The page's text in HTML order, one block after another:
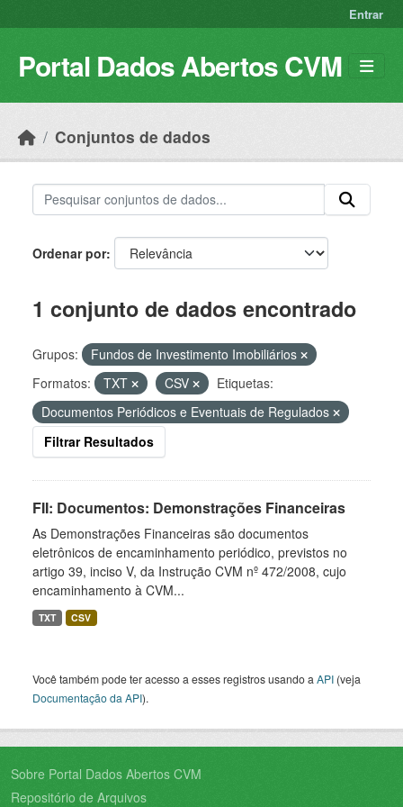
Entrar
Portal Dados Abertos CVM
Conjuntos de dados
Ordenar por
1 conjunto de dados encontrado
Grupos:
Fundos de Investimento Imobiliários
Formatos:
TXT CSV
Etiquetas:
Documentos Periódicos e Eventuais de Regulados
Filtrar Resultados
FII: Documentos: Demonstrações Financeiras
As Demonstrações Financeiras são documentos
eletrônicos de encaminhamento periódico, previstos no
artigo 39, inciso V, da Instrução CVM nº 472/2008, cujo
encaminhamento à CVM...
TXT CSV
Você também pode ter acesso a esses registros usando a API (veja
Documentação da API).
Sobre Portal Dados Abertos CVM
Repositório de Arquivos